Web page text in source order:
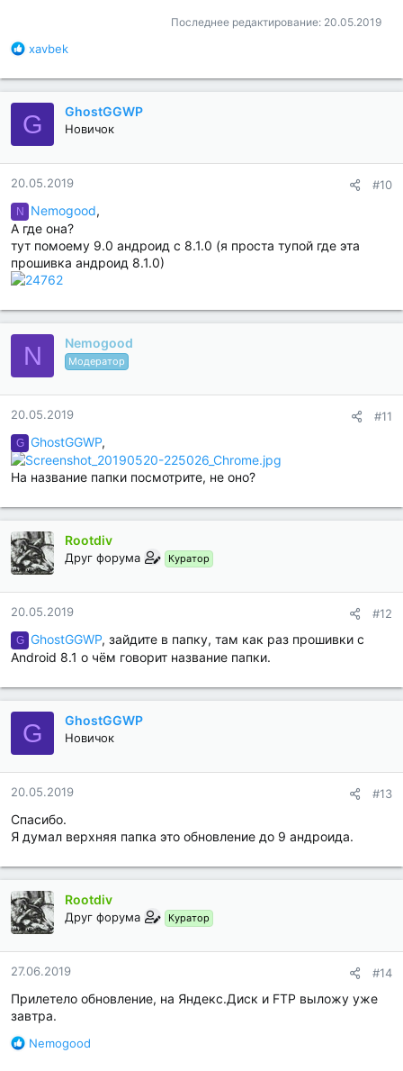
Последнее редактирование: 20.05.2019
Б
а
г
о
д
а
р
н
с
т
и
:
xavbek
G GhostGGWP
Новичок
20.05.2019 #10
N Nemogood,
А где она?
тут помоему 9.0 андроид с 8.1.0 (я проста тупой где эта
прошивка андроид 8.1.0)
N Nemogood
Модератор
20.05.2019 #11
G GhostGGWP,
На название папки посмотрите, не оно?
Rootdiv
Друг форума Куратор
20.05.2019 #12
G GhostGGWP, зайдите в папку, там как раз прошивки с
Android 8.1 о чём говорит название папки.
G GhostGGWP
Новичок
20.05.2019 #13
Спасибо.
Я думал верхняя папка это обновление до 9 андроида.
Rootdiv
Друг форума Куратор
27.06.2019 #14
Прилетело обновление, на Яндекс.Диск и FTP выложу уже
завтра.
Б
Nemogood